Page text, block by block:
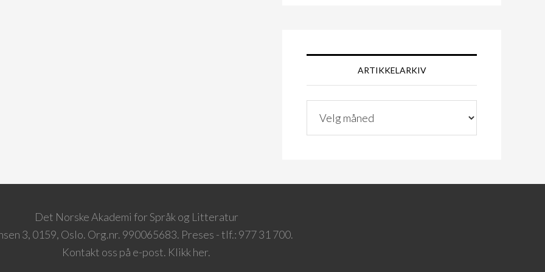
ARTIKKELARKIV
Det Norske Akademi for Språk og Litteratur
3, 0159, Oslo. Org.nr. 990065683. Preses - tlf.: 977 31 700.
Kontakt oss på e-post. Klikk her.